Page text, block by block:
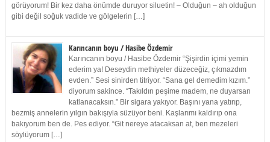
görüyorum! Bir kez daha önümde duruyor siluetin! – Olduğun – ah olduğun
gibi değil soğuk vadide ve gölgelerin […]
Karıncanın boyu / Hasibe Özdemir
Karıncanın boyu / Hasibe Özdemir “Şişirdin içimi yemin
ederim ya! Deseydin methiyeler düzeceğiz, çıkmazdım
evden.” Sesi sinirden titriyor. “Sana gel demedim kızım.”
diyorum sakince. “Takıldın peşime madem, ne duyarsan
katlanacaksın.” Bir sigara yakıyor. Başını yana yatırıp,
bezmiş annelerin yılgın bakışıyla süzüyor beni. Kaşlarımı kaldırıp ona
bakıyorum ben de. Pes ediyor. “Git nereye atacaksan at, ben mezeleri
söylüyorum […]